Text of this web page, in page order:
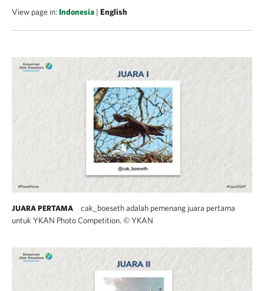
View page in: Indonesia | English
JUARA PERTAMA
cak_boeseth adalah pemenang juara pertama
untuk YKAN Photo Competition. ©YKAN